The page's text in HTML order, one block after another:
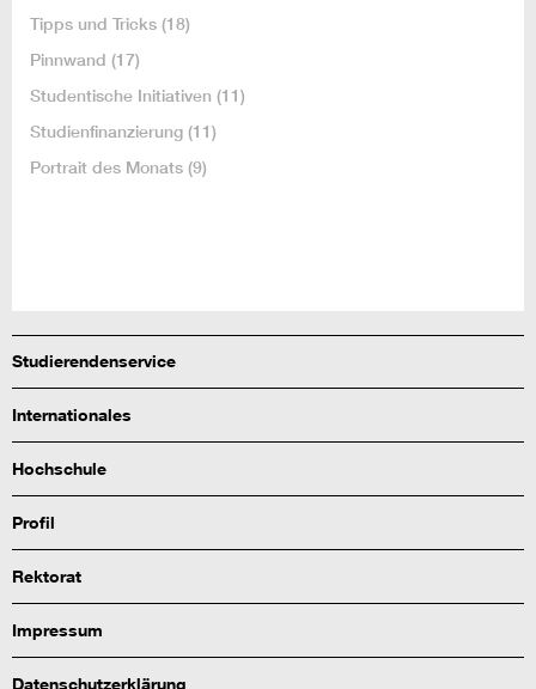
Tipps und Tricks (18)
Pinnwand (17)
Studentische Initiativen (11)
Studienfinanzierung (11)
Portrait des Monats (9)
Studierendenservice
Internationales
Hochschule
Profil
Rektorat
Impressum
Datenschutzerklärung